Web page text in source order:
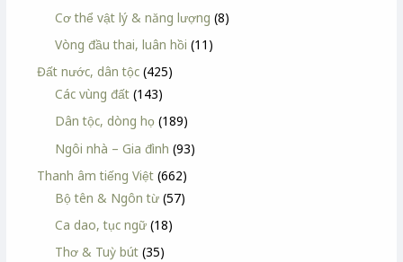
Cơ thể vật lý & năng lượng (8)
Vòng đầu thai, luân hồi (11)
Đất nước, dân tộc (425)
Các vùng đất (143)
Dân tộc, dòng họ (189)
Ngôi nhà – Gia đình (93)
Thanh âm tiếng Việt (662)
Bộ tên & Ngôn từ (57)
Ca dao, tục ngữ (18)
Thơ & Tuỳ bút (35)